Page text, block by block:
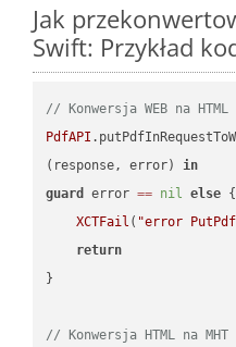
Jak
Swift: Przykład
// Konwersja WEB na HTML
PdfAPI
(response, error) in
guard
error == nil else {
XCTFail ( "error
return
}
// Konwersja HTML na MHT